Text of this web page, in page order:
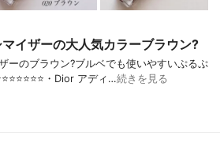
イザーの大人気カラーブラウン?
ーのブラウン?ブルベでも使いやすいぷるぷ
・Dior アディ…続きを見る